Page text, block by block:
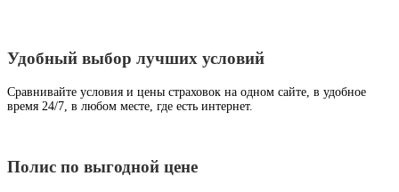
Удобный выбор лучших условий
Сравнивайте условия и цены страховок на одном сайте, в удобное
время 24/7, в любом месте, где есть интернет.
Полис по выгодной цене